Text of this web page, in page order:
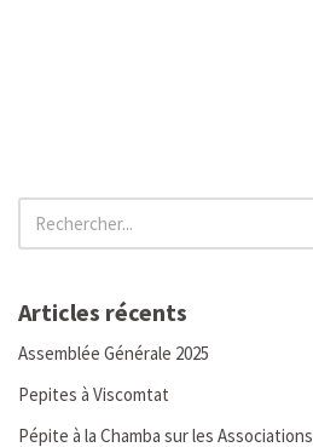
Articles récents
Assemblée Générale 2025
Pepites à Viscomtat
Pépite à la Chamba sur les Associations